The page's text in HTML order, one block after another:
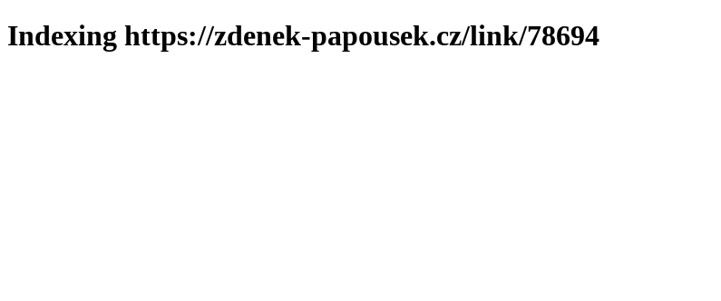
Indexing https://zdenek-papousek.cz/link/78694